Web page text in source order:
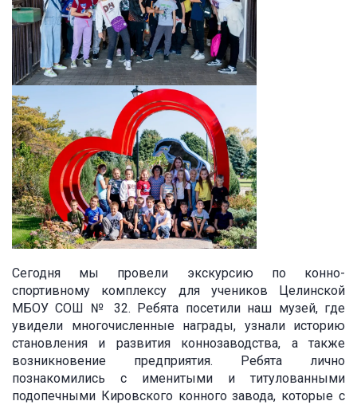
Сегодня мы провели экскурсию по конно-
спортивному комплексу для учеников Целинской
МБОУ СОШ № 32. Ребята посетили наш музей, где
увидели многочисленные награды, узнали историю
становления и развития коннозаводства, а также
возникновение предприятия. Ребята лично
познакомились с именитыми и титулованными
подопечными Кировского конного завода, которые с